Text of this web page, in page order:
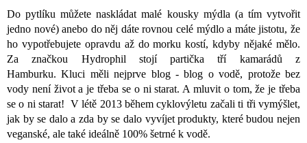
Do pytlíku můžete naskládat malé kousky mýdla (a tím vytvořit
jedno nové) anebo do něj dáte rovnou celé mýdlo a máte jistotu, že
ho vypotřebujete opravdu až do morku kostí, kdyby nějaké mělo.
Za značkou Hydrophil stojí partička tří kamarádů z
Hamburku. Kluci měli nejprve blog - blog o vodě, protože bez
vody není život a je třeba se o ni starat. A mluvit o tom, že je třeba
se o ni starat! V létě 2013 během cyklovýletu začali ti tři vymýšlet,
jak by se dalo a zda by se dalo vyvíjet produkty, které budou nejen
veganské, ale také ideálně 100% šetrné k vodě.